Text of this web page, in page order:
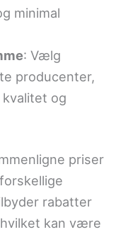
minimal
: Vælg
producenter,
og
priser
rabatter
kan være